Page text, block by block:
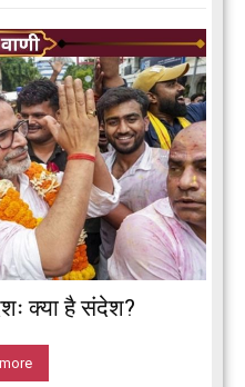
क्या है संदेश?